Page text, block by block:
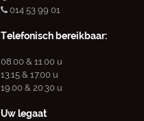
014 53 99 01
Telefonisch bereikbaar:
08.00 & 11.00 u
13.15 & 17.00 u
19.00 & 20.30 u
Uw legaat